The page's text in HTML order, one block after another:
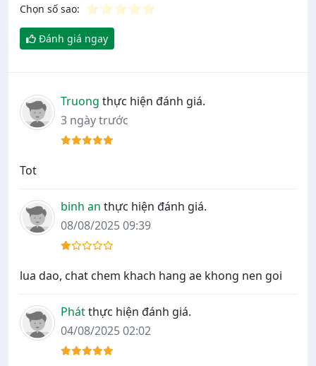
Chọn số sao: ⭐⭐⭐⭐⭐
Đánh giá ngay
Truong thực hiện đánh giá.
3 ngày trước
Tot
binh an thực hiện đánh giá.
08/08/2025 09:39
lua dao, chat chem khach hang ae khong nen goi
Phátthực hiện đánh giá.
04/08/2025 02:02